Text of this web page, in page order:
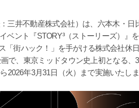
三井不動産株式会社）は、六本木・日
ベント『STORY³（ストーリーズ）』
「街ハック！」を手がける株式会社休
で、東京ミッドタウン史上初となる、
2026年3月31日（火）まで実施いたしま